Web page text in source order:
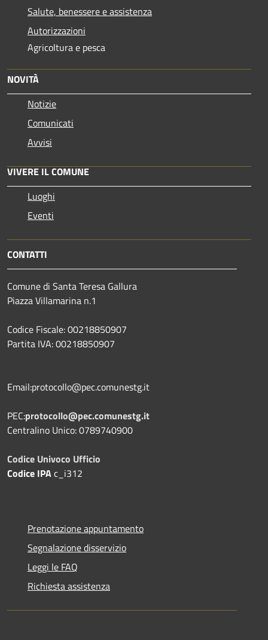
Salute, benessere e assistenza
Autorizzazioni
Agricoltura e pesca
NOVITÀ
Notizie
Comunicati
Avvisi
VIVERE IL COMUNE
Luoghi
Eventi
CONTATTI
Comune di Santa Teresa Gallura
Piazza Villamarina n.1
Codice Fiscale: 00218850907
Partita IVA: 00218850907
Email:protocollo@pec.comunestg.it
PEC:protocollo@pec.comunestg.it
Centralino Unico: 0789740900
Codice Univoco Ufficio
Codice IPAc_i312
Prenotazione appuntamento
Segnalazione disservizio
Leggi le FAQ
Richiesta assistenza